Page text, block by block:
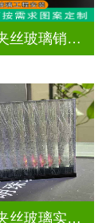
舟山夹胶夹丝玻璃销售店
上海黑色夹丝玻璃实体工厂